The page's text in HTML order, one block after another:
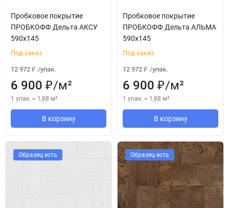
Пробковое покрытие
ПРОБКОФФ Дельта АКСУ
590x145
Под заказ
12 972 ₽ /упак.
6 900 ₽/м²
1 упак. = 1,88 м²
В корзину
Пробковое покрытие
ПРОБКОФФ Дельта АЛЬМА
590x145
Под заказ
12 972 ₽ /упак.
6 900 ₽/м²
1 упак. = 1,88 м²
В корзину
Образец есть Образец есть